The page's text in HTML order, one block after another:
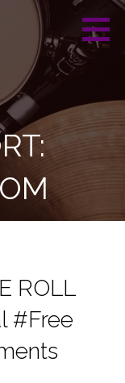
ROLL
#Free